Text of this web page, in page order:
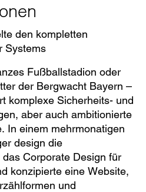
Pause
Video
den kompletten
Systems
Fußballstadion oder
der Bergwacht Bayern –
komplexe Sicherheits- und
aber auch ambitionierte
In einem mehrmonatigen
design die
Corporate Design für
konzipierte eine Website,
und